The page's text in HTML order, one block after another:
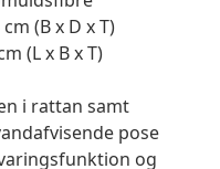
(B x D x T)
(L x B x T)
i rattan samt
pose
og